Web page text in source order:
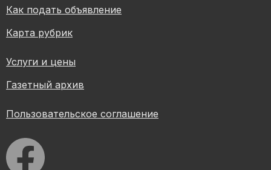
Как подать объявление
Карта рубрик
Услуги и цены
Газетный архив
Пользовательское соглашение